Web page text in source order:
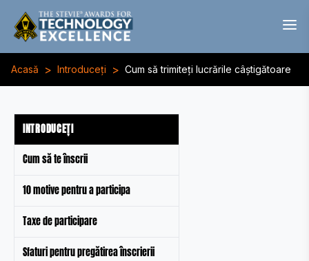
Acasă > Introduceți > Cum să trimiteți lucrările câștigătoare
INTRODUCEȚI
Cum să te înscrii
10 motive pentru a participa
Taxe de participare
Sfaturi pentru pregătirea înscrierii